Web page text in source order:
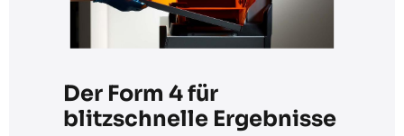
Der Form 4 für
blitzschnelle Ergebnisse